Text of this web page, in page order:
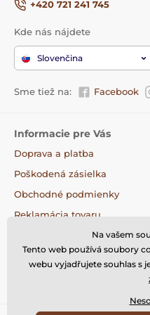
svet emócií s touto
sadou.
+420 721 241 745
Kde nás nájdete
Slovenčina
Sme tiež na: Facebook
Informacie pre Vás
Doprava a platba
Poškodená zásielka
Obchodné podmienky
Reklamácia tovaru
Vrátenie tovaru
Na vašem
Tento web používá soubory
webu vyjadřujete souhlas s